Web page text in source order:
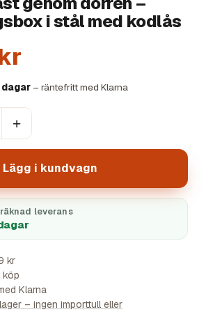
i stål med kodlås
– räntefritt med Klarna
+
Lägg i kundvagn
leverans
kr
Klarna
– ingen importtull eller